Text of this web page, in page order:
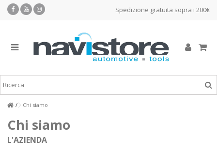
Spedizione gratuita sopra i 200€
Chi siamo
Chi siamo
L'AZIENDA